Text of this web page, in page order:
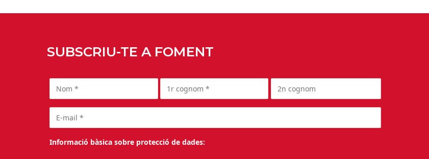
SUBSCRIU-TE A FOMENT
Informació bàsica sobre protecció de dades: